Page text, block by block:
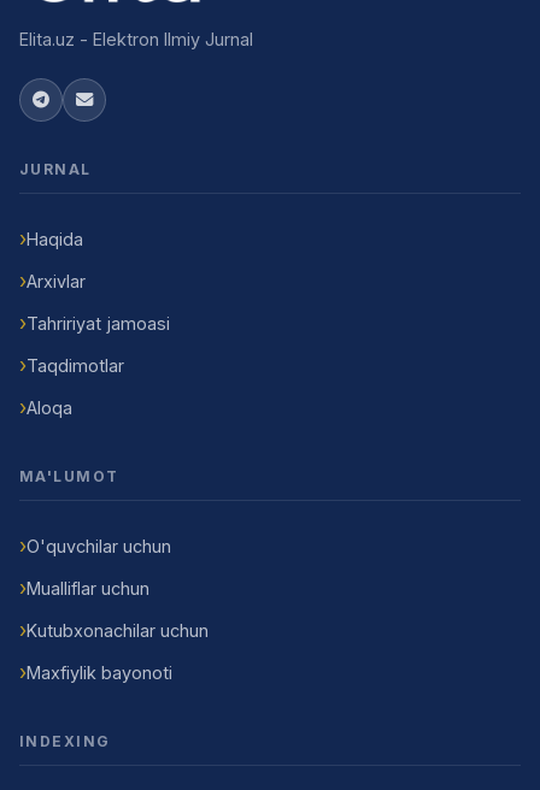
Elita.uz - Elektron Ilmiy Jurnal
JURNAL
Haqida
Arxivlar
Tahririyat jamoasi
Taqdimotlar
Aloqa
MA'LUMOT
O'quvchilar uchun
Mualliflar uchun
Kutubxonachilar uchun
Maxfiylik bayonoti
INDEXING